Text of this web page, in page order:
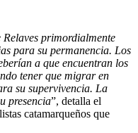
primordialmente
para su permanencia. Los
a que encuentran los
tener que migrar en
su supervivencia. La
presencia”, detalla el
catamarqueños que